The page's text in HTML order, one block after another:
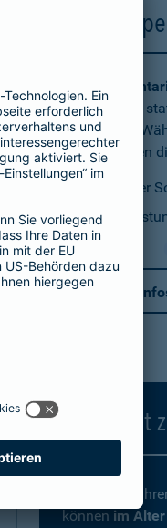
einsA
Die
ambulanten,
Leistungen.
Tarifvarianten
optimaler
zwei
mehr
zu
können im Alter